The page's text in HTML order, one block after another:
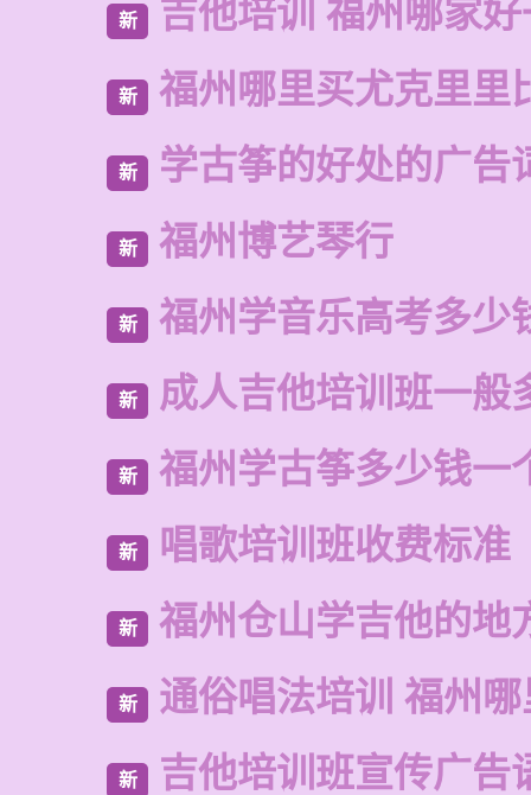
新 吉他培训 福州哪家
新 福州哪里买尤克里里
新 学古筝的好处的广告
新 福州博艺琴行
新 福州学音乐高考多少
新 成人吉他培训班一般
新 福州学古筝多少钱一
新 唱歌培训班收费标准
新 福州仓山学吉他的地
新 通俗唱法培训 福州
新 吉他培训班宣传广告